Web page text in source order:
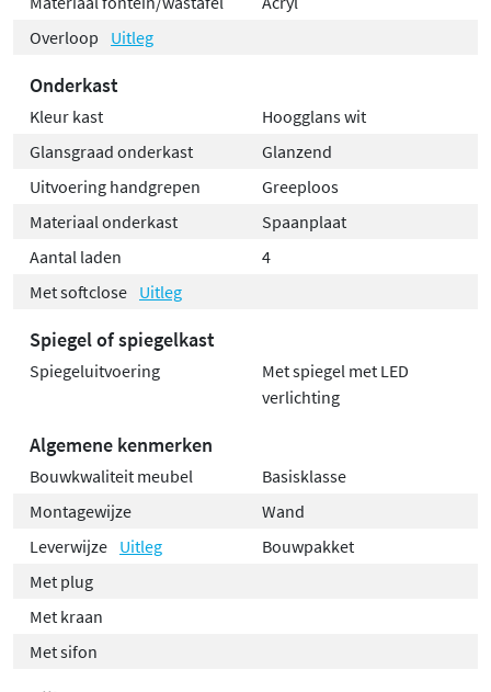
Overloop
Uitleg
Onderkast
Kleur kast
Hoogglans wit
Glansgraad onderkast
Glanzend
Uitvoering handgrepen
Greeploos
Materiaal onderkast
Spaanplaat
Aantal laden
4
Met softclose Uitleg
Spiegel of spiegelkast
Spiegeluitvoering
Met spiegel met LED
verlichting
Algemene kenmerken
Bouwkwaliteit meubel
Basisklasse
Montagewijze
Wand
Leverwijze Uitleg
Bouwpakket
Met plug
Met kraan
Met sifon